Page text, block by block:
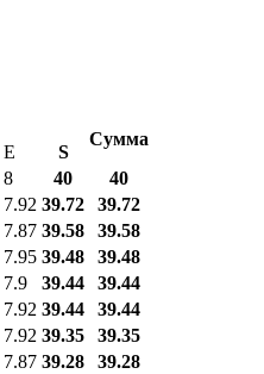
Сумма
E
S
8 40
40
7.92 39.72
39.72
7.87 39.58
39.58
7.95 39.48
39.48
7.9 39.44
39.44
7.92 39.44
39.44
7.92 39.35
39.35
7.87 39.28
39.28